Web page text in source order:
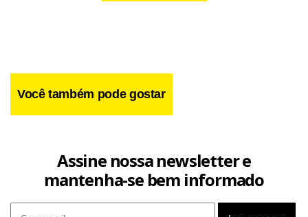
Você também pode gostar
Assine nossa newsletter e
mantenha-se bem informado